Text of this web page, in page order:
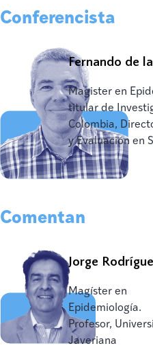
Conferencista
Fernando de
Magister en
titular de
Colombia,
y Evaluación en
Comentan
Jorge
Magíster en
Epidemiología.
Profesor,
Javeriana